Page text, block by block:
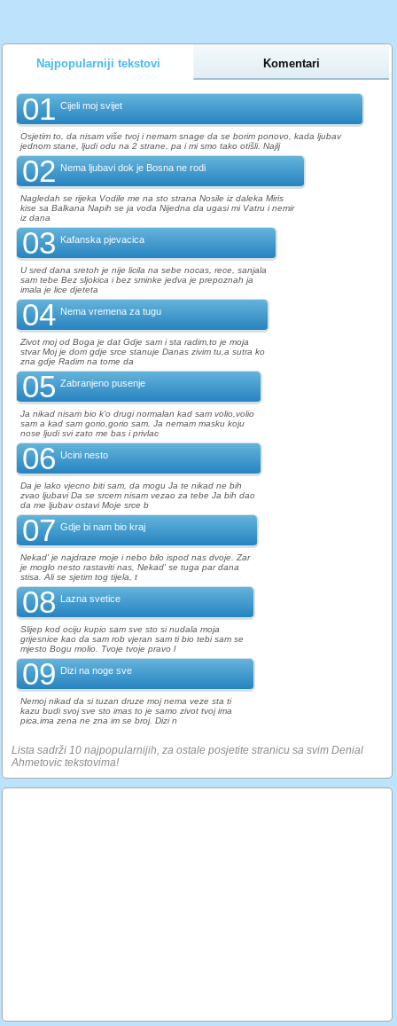
Najpopularniji tekstovi Komentari
01 Cijeli moj svijet
Osjetim to, da nisam više tvoj i nemam snage da se borim ponovo, kada ljubav
jednom stane, ljudi odu na 2 strane, pa i mi smo tako otišli. Najlj
02 Nema ljubavi dok je Bosna ne rodi
Nagledah se rijeka Vodile me na sto strana Nosile iz daleka Miris
kise sa Balkana Napih se ja voda Nijedna da ugasi mi Vatru i nemir
iz dana
03 Kafanska pjevacica
U sred dana sretoh je nije licila na sebe nocas, rece, sanjala
sam tebe Bez sljokica i bez sminke jedva je prepoznah ja
imala je lice djeteta
04 Nema vremena za tugu
Zivot moj od Boga je dat Gdje sam i sta radim,to je moja
stvar Moj je dom gdje srce stanuje Danas zivim tu,a sutra ko
zna gdje Radim na tome da
05 Zabranjeno pusenje
Ja nikad nisam bio k'o drugi normalan kad sam volio,volio
sam a kad sam gorio,gorio sam. Ja nemam masku koju
nose ljudi svi zato me bas i privlac
06 Ucini nesto
Da je lako vjecno biti sam, da mogu Ja te nikad ne bih
zvao ljubavi Da se srcem nisam vezao za tebe Ja bih dao
da me ljubav ostavi Moje srce b
07 Gdje bi nam bio kraj
Nekad' je najdraze moje i nebo bilo ispod nas dvoje. Zar
je moglo nesto rastaviti nas, Nekad' se tuga par dana
stisa. Ali se sjetim tog tijela, t
08 Lazna svetice
Slijep kod ociju kupio sam sve sto si nudala moja
grijesnice kao da sam rob vjeran sam ti bio tebi sam se
mjesto Bogu molio. Tvoje tvoje pravo l
09 Dizi na noge sve
Nemoj nikad da si tuzan druze moj nema veze sta ti
kazu budi svoj sve sto imas to je samo zivot tvoj ima
pica,ima zena ne zna im se broj. Dizi n
Lista sadrži 10 najpopularnijih, za ostale posjetite stranicu sa svim Denial
Ahmetovic tekstovima!